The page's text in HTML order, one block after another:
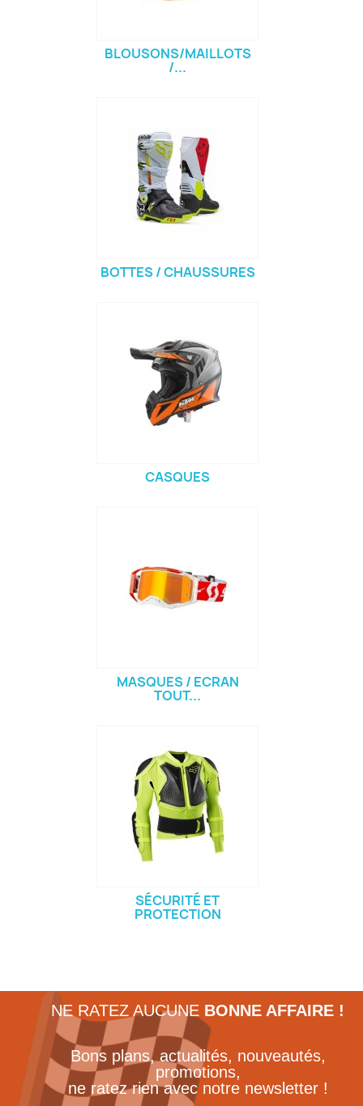
BLOUSONS/MAILLOTS
/...
BOTTES / CHAUSSURES
CASQUES
MASQUES / ECRAN
TOUT...
SÉCURITÉ ET
PROTECTION
NE RATEZ AUCUNE BONNE AFFAIRE !
Bons plans, actualités, nouveautés,
promotions,
ne ratez rien avec notre newsletter !